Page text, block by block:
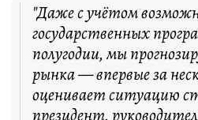
"Даже с учётом
государственных
полугодии, мы
рынка — впервые за
оценивает ситуацию
президент,